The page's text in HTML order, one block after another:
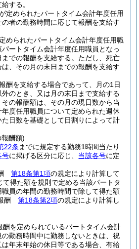
する。
定められたパートタイム会計年度任用
者の勤務時間に応じて報酬を支給す
められたパートタイム会計年度任用職
ートタイム会計年度任用職員となっ
での報酬を支給する。 ただし、死亡
、その月の末日までの報酬を支給す
酬を支給する場合であって、月の1日
のとき、又は月の末日まで支給する
の報酬額は、その月の現日数から当
度任用職員について定められた週休
日数を基礎として日割りによって計
酬額)
22条 までに規定する勤務1時間当たり
号に掲げる区分に応じ、 当該各号に定
第18条第1項の規定により計算して
て得た額を規則で定める当該パートタ
員の年間の勤務時間で除して得た額
酬 第18条第2項の規定により計算し
酬を定められているパートタイム会計
勤務時間中に勤務しないときは、祝
年末年始の休日等である場合、有給